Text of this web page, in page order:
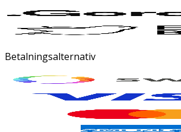
Betalningsalternativ